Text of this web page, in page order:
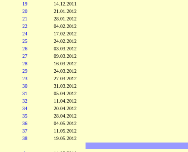
19
14.12.2011
20
21.01.2012
21
28.01.2012
22
04.02.2012
24
17.02.2012
25
24.02.2012
26
03.03.2012
27
09.03.2012
28
16.03.2012
29
24.03.2012
23
27.03.2012
30
31.03.2012
31
05.04.2012
32
11.04.2012
34
20.04.2012
35
28.04.2012
36
04.05.2012
37
11.05.2012
38
19.05.2012